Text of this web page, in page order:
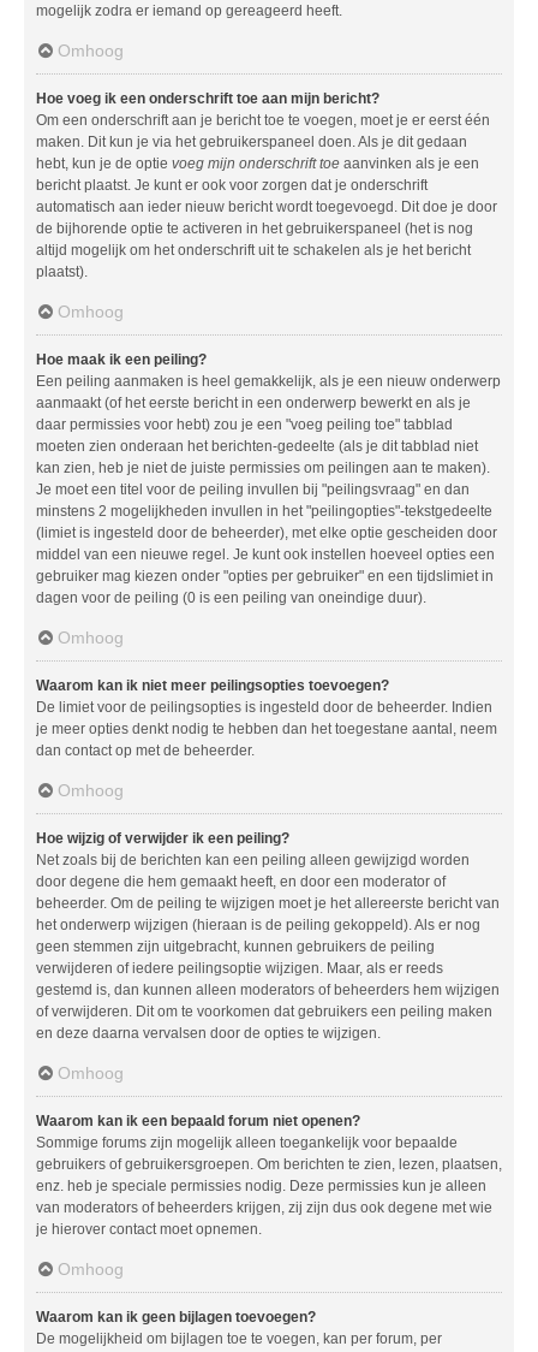
mogelijk zodra er iemand op gereageerd heeft.
Omhoog
Hoe voeg ik een onderschrift toe aan mijn bericht?
Om een onderschrift aan je bericht toe te voegen, moet je er eerst één
maken. Dit kun je via het gebruikerspaneel doen. Als je dit gedaan
hebt, kun je de optie voeg mijn onderschrift toe aanvinken als je een
bericht plaatst. Je kunt er ook voor zorgen dat je onderschrift
automatisch aan ieder nieuw bericht wordt toegevoegd. Dit doe je door
de bijhorende optie te activeren in het gebruikerspaneel (het is nog
altijd mogelijk om het onderschrift uit te schakelen als je het bericht
plaatst).
Omhoog
Hoe maak ik een peiling?
Een peiling aanmaken is heel gemakkelijk, als je een nieuw onderwerp
aanmaakt (of het eerste bericht in een onderwerp bewerkt en als je
daar permissies voor hebt) zou je een "voeg peiling toe" tabblad
moeten zien onderaan het berichten-gedeelte (als je dit tabblad niet
kan zien, heb je niet de juiste permissies om peilingen aan te maken).
Je moet een titel voor de peiling invullen bij "peilingsvraag" en dan
minstens 2 mogelijkheden invullen in het "peilingopties"-tekstgedeelte
(limiet is ingesteld door de beheerder), met elke optie gescheiden door
middel van een nieuwe regel. Je kunt ook instellen hoeveel opties een
gebruiker mag kiezen onder "opties per gebruiker" en een tijdslimiet in
dagen voor de peiling (0 is een peiling van oneindige duur).
Omhoog
Waarom kan ik niet meer peilingsopties toevoegen?
De limiet voor de peilingsopties is ingesteld door de beheerder. Indien
je meer opties denkt nodig te hebben dan het toegestane aantal, neem
dan contact op met de beheerder.
Omhoog
Hoe wijzig of verwijder ik een peiling?
Net zoals bij de berichten kan een peiling alleen gewijzigd worden
door degene die hem gemaakt heeft, en door een moderator of
beheerder. Om de peiling te wijzigen moet je het allereerste bericht van
het onderwerp wijzigen (hieraan is de peiling gekoppeld). Als er nog
geen stemmen zijn uitgebracht, kunnen gebruikers de peiling
verwijderen of iedere peilingsoptie wijzigen. Maar, als er reeds
gestemd is, dan kunnen alleen moderators of beheerders hem wijzigen
of verwijderen. Dit om te voorkomen dat gebruikers een peiling maken
en deze daarna vervalsen door de opties te wijzigen.
Omhoog
Waarom kan ik een bepaald forum niet openen?
Sommige forums zijn mogelijk alleen toegankelijk voor bepaalde
gebruikers of gebruikersgroepen. Om berichten te zien, lezen, plaatsen,
enz. heb je speciale permissies nodig. Deze permissies kun je alleen
van moderators of beheerders krijgen, zij zijn dus ook degene met wie
je hierover contact moet opnemen.
Omhoog
Waarom kan ik geen bijlagen toevoegen?
De mogelijkheid om bijlagen toe te voegen, kan per forum, per